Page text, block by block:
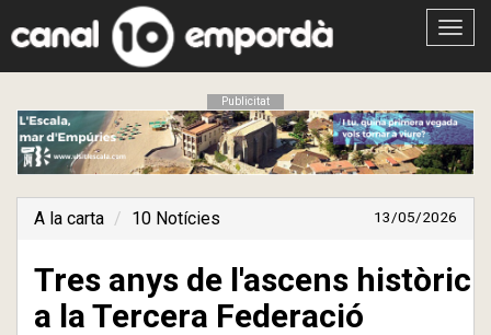
Obrir
Publicitat
A la carta 10 Notícies 13/05/2026
Tres anys de l'ascens històric
a la Tercera Federació